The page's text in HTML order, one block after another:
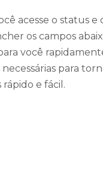
acesse o status e
os campos
você
para
e fácil.